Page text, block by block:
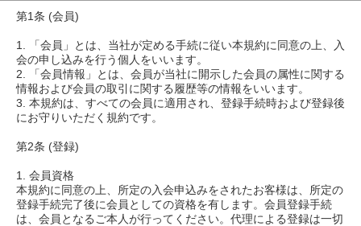
第1条 (会員)
1. 「会員」とは、当社が定める手続に従い本規約に同意の上、入
会の申し込みを行う個人をいいます。
2. 「会員情報」とは、会員が当社に開示した会員の属性に関する
情報および会員の取引に関する履歴等の情報をいいます。
3. 本規約は、すべての会員に適用され、登録手続時および登録後
にお守りいただく規約です。
第2条 (登録)
1. 会員資格
本規約に同意の上、所定の入会申込みをされたお客様は、所定の
登録手続完了後に会員としての資格を有します。会員登録手続
は、会員となるご本人が行ってください。代理による登録は一切